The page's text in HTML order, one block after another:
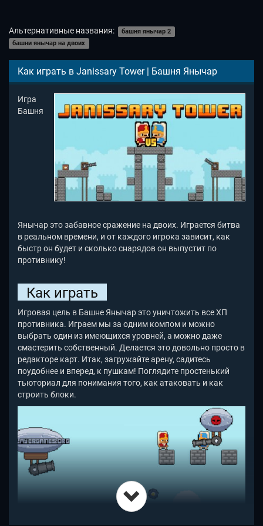
Альтернативные названия:
башня янычар 2
башни янычар на двоих
Как играть в Janissary Tower | Башня Янычар
Игра
Башня
Янычар это забавное сражение на двоих. Играется битва
в реальном времени, и от каждого игрока зависит, как
быстр он будет и сколько снарядов он выпустит по
противнику!
Как играть
Игровая цель в Башне Янычар это уничтожить все ХП
противника. Играем мы за одним компом и можно
выбрать один из имеющихся уровней, а можно даже
смастерить собственный. Делается это довольно просто в
редакторе карт. Итак, загружайте арену, садитесь
поудобнее и вперед, к пушкам! Поглядите простенький
тьюториал для понимания того, как атаковать и как
строить блоки.